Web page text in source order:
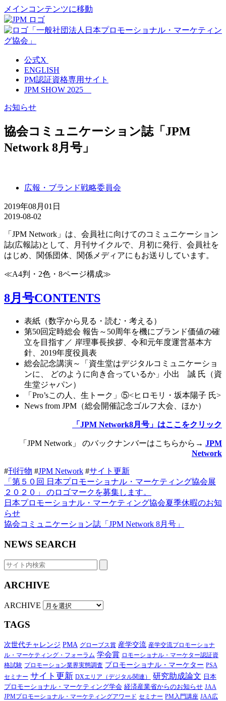
メインコンテンツに移動
公式X
ENGLISH
PM認証資格専用サイト
JPM SHOW 2025
お知らせ
協会コミュニケーション誌「JPM
Network 8月号」
広報・ブランド戦略委員会
2019年08月01日
2019-08-02
「JPM Network」は、会員社に向けてのコミュニケーション
誌(広報誌)として、月刊サイクルで、月初に発行、会員社を
はじめ、関係団体、関係メディアにもお送りしています。
≪A4判・2色・8ページ構成≫
8月号CONTENTS
表紙（数字から見る・読む・考える）
第50回定時総会 報告～50周年を機にブランド価値の確
立を目指す／ 岸理事長挨拶、令和元年度運営基本方
針、2019年度役員表
総会記念講演～「資生堂はデジタルコミュニケーショ
ンに、 どのように向き合っているか」小出 誠 氏（資
生堂ジャパン）
「Pro’sこの人、生トーク」⑤<ヒロモリ・坂本陽子 氏>
News from JPM（総会開催記念ゴルフ大会、ほか）
「JPM Network8月号」はここをクリック
「JPM Network」 のバックナンバーはこちらから→ JPM
Network
#刊行物 #JPM Network #サイト更新
「第５０回 日本プロモーショナル・マーケティング協会展
２０２０」 のロゴマークを募集します。
日本プロモーショナル・マーケティング協会夏季休暇のお知
らせ
協会コミュニケーション誌「JPM Network 8月号」
NEWS SEARCH
ARCHIVE
ARCHIVE
TAGS
次世代チャレンジ PMA グローブス賞 産学交流 産学交流プロモーショナ
ル・マーケティング・フォーラム 学会賞 ロモーショナル・マーケター認証資
格試験 プロモーション業界実態調査 プロモーショナル・マーケター PSA
セミナー サイト更新 DXエリア（デジタル関連） 研究助成論文 日本
プロモーショナル・マーケティング学会 経済産業省からのお知らせ JAA
JPMプロモーショナル・マーケティングアワード セミナー PM入門講座 JAA広